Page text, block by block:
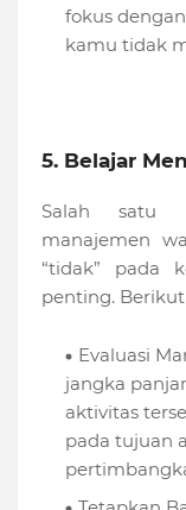
fokus
kamu tidak
5. Belajar
Salah satu
manajemen
“tidak” pada
penting.
Evaluasi
jangka
aktivitas
pada tujuan